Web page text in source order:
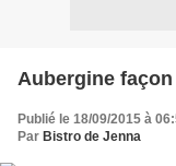
Aubergine
Publié le 18/09/2015 à
Par Bistro de Jenna